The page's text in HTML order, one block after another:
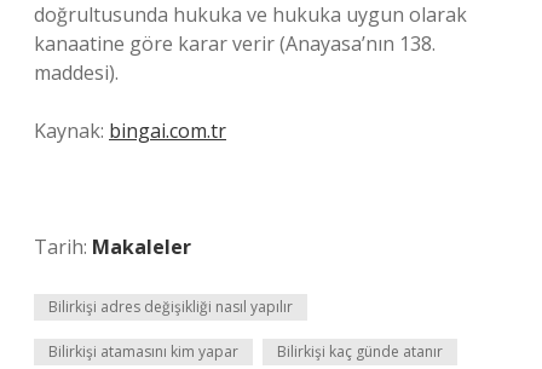
doğrultusunda hukuka ve hukuka uygun olarak
kanaatine göre karar verir (Anayasa’nın 138.
maddesi).
Kaynak: bingai.com.tr
Tarih: Makaleler
Bilirkişi adres değişikliği nasıl yapılır
Bilirkişi atamasını kim yapar Bilirkişi kaç günde atanır